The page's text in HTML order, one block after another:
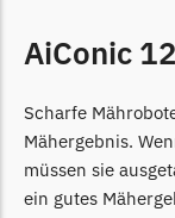
Orbex Messer
Philips
Philips Messer
AiConic 12
Scharfe
Mähergebnis.
müssen sie
ein gutes